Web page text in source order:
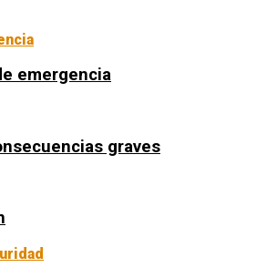
emergencia
graves